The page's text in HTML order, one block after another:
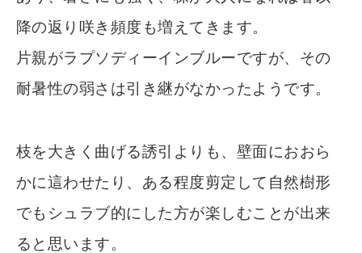
降の返り咲き頻度も増えてきます。
片親がラプソディーインブルーですが、その
耐暑性の弱さは引き継がなかったようです。
枝を大きく曲げる誘引よりも、壁面におおら
かに這わせたり、ある程度剪定して自然樹形
でもシュラブ的にした方が楽しむことが出来
ると思います。